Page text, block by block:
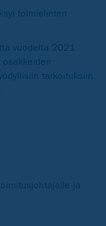
toimielinten
vuodelta 2021
tarkoituksiin.
ja